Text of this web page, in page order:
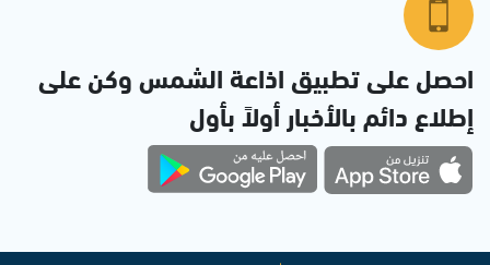
احصل على تطبيق اذاعة الشمس وكن على
إطلاع دائم بالأخبار أولاً بأول